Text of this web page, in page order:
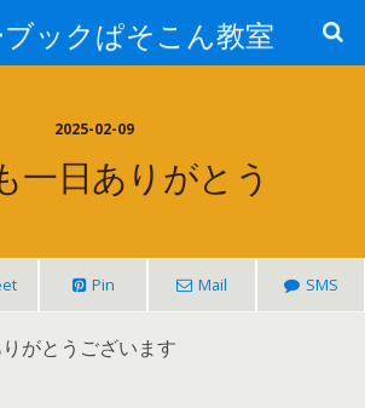
ックぱそこん教室
2025-02-09
一日ありがとう
Pin Mail SMS
がとうございます